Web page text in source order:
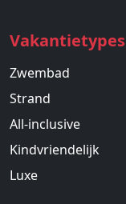
Vakantietypes
Zwembad
Strand
All-inclusive
Kindvriendelijk
Luxe